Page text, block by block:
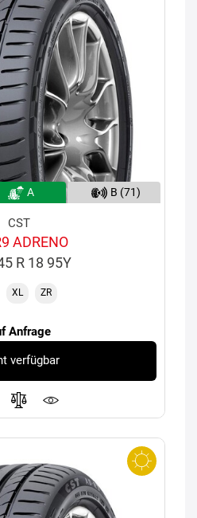
A B (71)
CST
ADRENO
R 18 95Y
XL ZR
Anfrage
verfügbar